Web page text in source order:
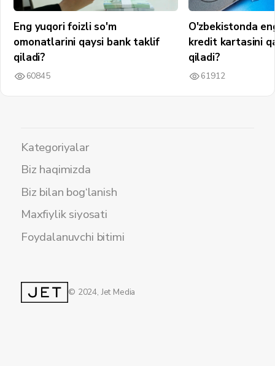
Eng yuqori foizli so'm
omonatlarini qaysi bank taklif
qiladi?
60845
O'zbekistonda
kredit kartasini
qiladi?
61912
Kategoriyalar
Biz haqimizda
Biz bilan bog‘lanish
Maxfiylik siyosati
Foydalanuvchi bitimi
© 2024, Jet Media